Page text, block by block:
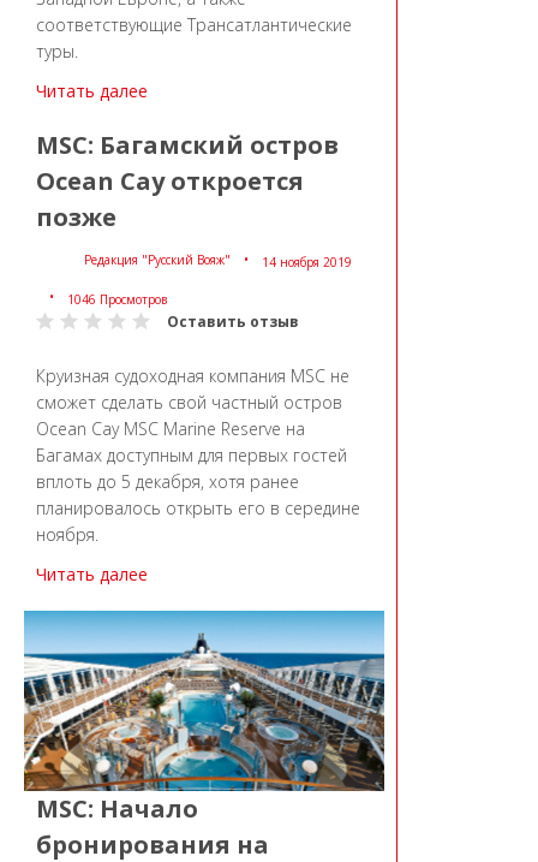
соответствующие Трансатлантические
туры.
Читать далее
MSC: Багамский остров
Ocean Cay откроется
позже
Редакция "Русский Вояж" 14 ноября 2019
1046 Просмотров
Оставить отзыв
Круизная судоходная компания MSC не
сможет сделать свой частный остров
Ocean Cay MSC Marine Reserve на
Багамах доступным для первых гостей
вплоть до 5 декабря, хотя ранее
планировалось открыть его в середине
ноября.
Читать далее
MSC: Начало
бронирования на